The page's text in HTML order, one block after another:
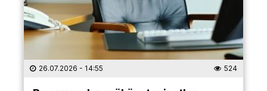
26.07.2026 - 14:55 524